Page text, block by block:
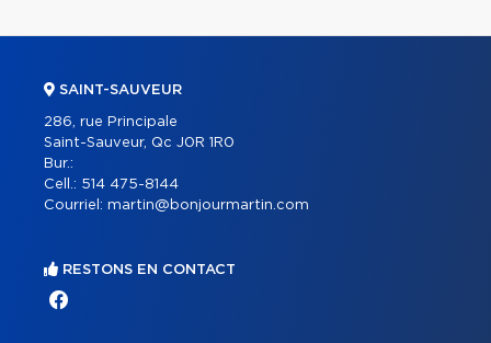
SAINT-SAUVEUR
286, rue Principale
Saint-Sauveur, Qc J0R 1R0
Bur.:
Cell.: 514 475-8144
Courriel: martin@bonjourmartin.com
RESTONS EN CONTACT